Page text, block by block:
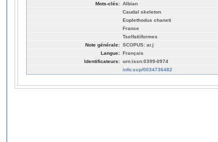
Mots-clés: Albian
Caudal skeleton
Eoplethodus chaneti
France
Tselfatiiformes
Note générale: SCOPUS: ar.j
Langue: Français
Identificateurs: urn:issn:0399-0974
info:scp/0034736482